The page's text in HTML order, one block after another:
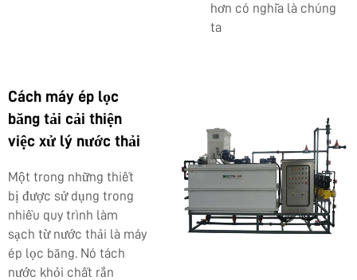
hơn có nghĩa là chúng
ta
Cách máy ép lọc
băng tải cải thiện
việc xử lý nước thải
Một trong những thiết
bị được sử dụng trong
nhiều quy trình làm
sạch từ nước thải là máy
ép lọc băng. Nó tách
nước khỏi chất rắn